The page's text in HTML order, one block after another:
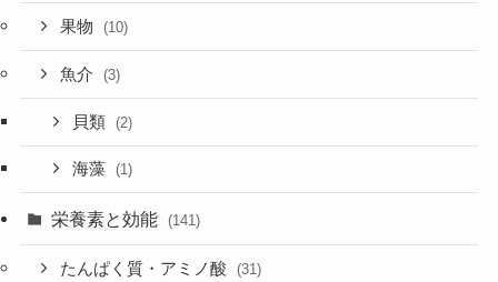
果物 (10)
魚介 (3)
貝類 (2)
海藻 (1)
栄養素と効能 (141)
たんぱく質・アミノ酸 (31)